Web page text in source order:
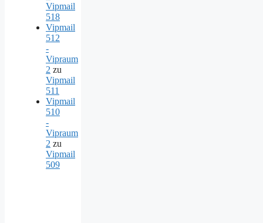
Vipmail
518
Vipmail
512
-
Vipraum
2 zu
Vipmail
511
Vipmail
510
-
Vipraum
2 zu
Vipmail
509